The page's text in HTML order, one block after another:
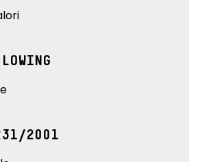
2001